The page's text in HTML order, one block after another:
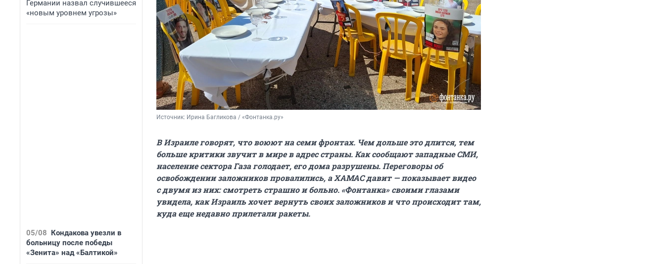
Германии назвал случившееся
«новым уровнем угрозы»
05/08 Кондакова увезли в
больницу после победы
«Зенита» над «Балтикой»
Источник: Ирина Багликова / «Фонтанка.ру»
В Израиле говорят, что воюют на семи фронтах. Чем дольше это длится, тем
больше критики звучит в мире в адрес страны. Как сообщают западные СМИ,
население сектора Газа голодает, его дома разрушены. Переговоры об
освобождении заложников провалились, а ХАМАС давит — показывает видео
с двумя из них: смотреть страшно и больно. «Фонтанка» своими глазами
увидела, как Израиль хочет вернуть своих заложников и что происходит там,
куда еще недавно прилетали ракеты.